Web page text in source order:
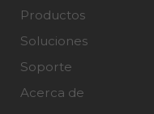
Productos
Soluciones
Soporte
Acerca de